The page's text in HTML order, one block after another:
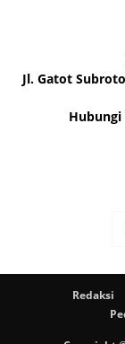
Jl. Gatot
Redaksi